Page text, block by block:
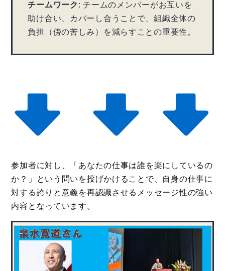
チームワーク : チームのメンバーがお互いを
助け合い、カバーし合うことで、組織全体の
負担（傍の苦しみ）を減らすことの重要性。
参加者に対し、「あなたの仕事は誰を楽にしているの
か？」という問いを投げかけることで、自身の仕事に
対する誇りと意義を再認識させるメッセージ性の強い
内容となっています。